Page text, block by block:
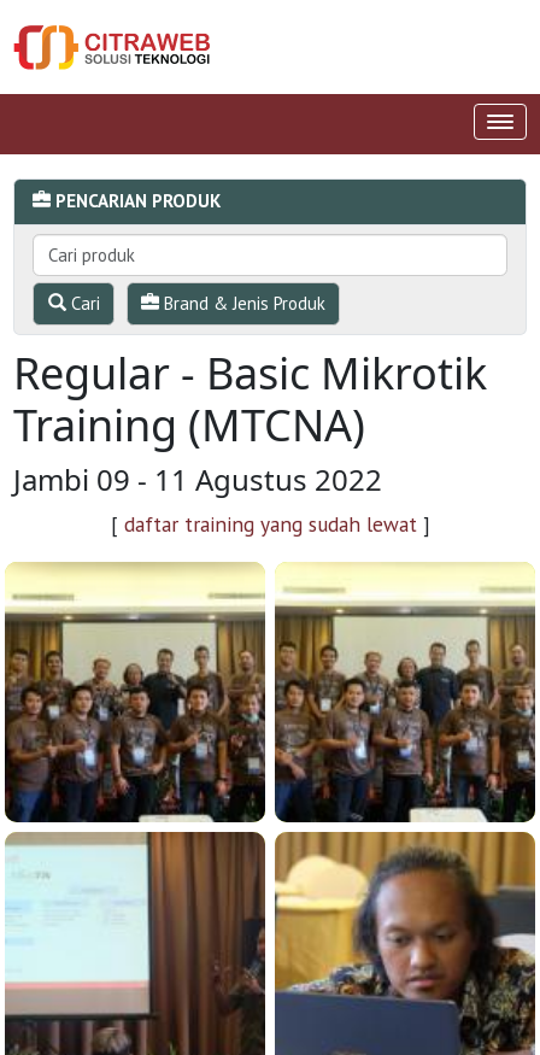
PENCARIAN PRODUK
Cari Brand & Jenis Produk
Regular - Basic Mikrotik
Training (MTCNA)
Jambi 09 - 11 Agustus 2022
[ daftar training yang sudah lewat]